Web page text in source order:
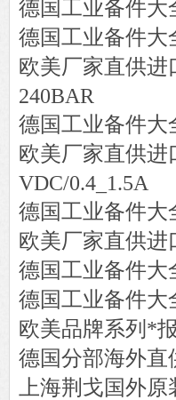
德国工业备件大
德国工业备件大
欧美厂家直供进
240BAR
德国工业备件大
欧美厂家直供进
VDC/0.4_1.5A
德国工业备件大
欧美厂家直供进
德国工业备件大
德国工业备件大
欧美品牌系列*
德国分部海外直
上海荆戈国外